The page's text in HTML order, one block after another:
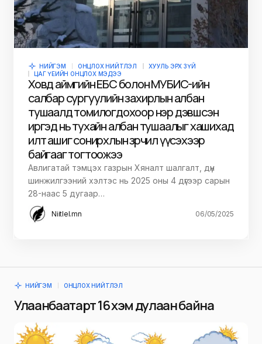
НИЙГЭМ ОНЦЛОХ НИЙТЛЭЛ
ХУУЛЬ ЭРХ ЗҮЙ
ЦАГ ҮЕИЙН ОНЦЛОХ МЭДЭЭ
Ховд аймгийн ЕБС болон МУБИС-ийн
салбар сургуулийн захирлын албан
тушаалд томилогдохоор нэр дэвшсэн
иргэд нь тухайн албан тушаалыг хашихад
илт ашиг сонирхлын зөрчил үүсэхээр
байгааг тогтоожээ
Авлигатай тэмцэх газрын Хяналт шалгалт, дүн
шинжилгээний хэлтэс нь 2025 оны 4 дүгээр сарын
28-наас 5 дугаар…
Niitlel.mn 06/05/2025
НИЙГЭМ ОНЦЛОХ НИЙТЛЭЛ
Улаанбаатарт 16 хэм дулаан байна